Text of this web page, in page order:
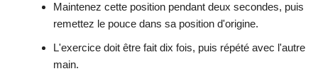
Maintenez cette position pendant deux secondes, puis
remettez le pouce dans sa position d'origine.
L'exercice doit être fait dix fois, puis répété avec l'autre
main.